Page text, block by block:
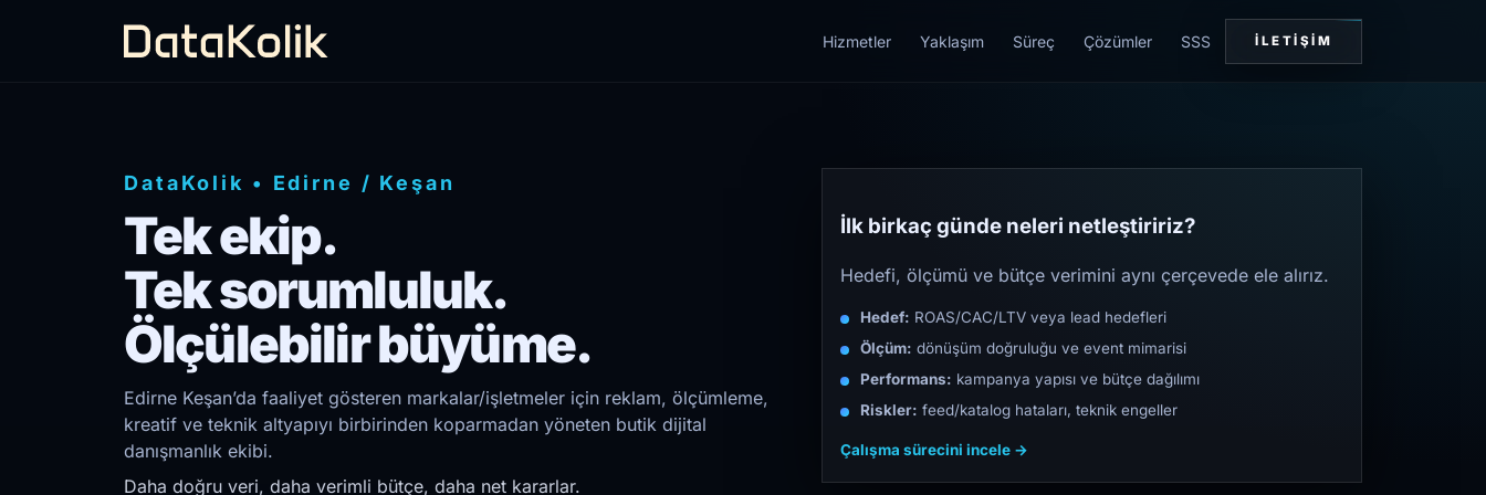
Hizmetler Yaklaşım Süreç Çözümler SSS İLETIŞIM
DataKolik • Edirne / Keşan
Tek ekip.
Tek sorumluluk.
Ölçülebilir büyüme.
Edirne Keşan’da faaliyet gösteren markalar/işletmeler için reklam, ölçümleme,
kreatif ve teknik altyapıyı birbirinden koparmadan yöneten butik dijital
danışmanlık ekibi.
Daha doğru veri, daha verimli bütçe, daha net kararlar.
İlk birkaç günde neleri netleştiririz?
Hedefi, ölçümü ve bütçe verimini aynı çerçevede ele alırız.
Hedef: ROAS/CAC/LTV veya lead hedefleri
Ölçüm: dönüşüm doğruluğu ve event mimarisi
Performans: kampanya yapısı ve bütçe dağılımı
Riskler: feed/katalog hataları, teknik engeller
Çalışma sürecini incele →